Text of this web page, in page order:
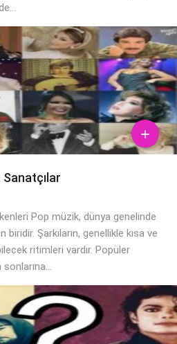

Pop müzik, dünya genelinde
Şarkıların, genellikle kısa ve
ritimleri vardır. Popüler